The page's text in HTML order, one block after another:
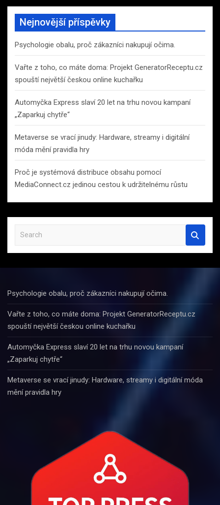
Nejnovější příspěvky
Psychologie obalu, proč zákazníci nakupují očima.
Vařte z toho, co máte doma: Projekt GeneratorReceptu.cz
spouští největší českou online kuchařku
Automyčka Express slaví 20 let na trhu novou kampaní
„Zaparkuj chytře“
Metaverse se vrací jinudy: Hardware, streamy i digitální
móda mění pravidla hry
Proč je systémová distribuce obsahu pomocí
MediaConnect.cz jedinou cestou k udržitelnému růstu
a
r
h
Psychologie obalu, proč zákazníci nakupují očima.
Vařte z toho, co máte doma: Projekt GeneratorReceptu.cz
spouští největší českou online kuchařku
Automyčka Express slaví 20 let na trhu novou kampaní
„Zaparkuj chytře“
Metaverse se vrací jinudy: Hardware, streamy i digitální móda
mění pravidla hry